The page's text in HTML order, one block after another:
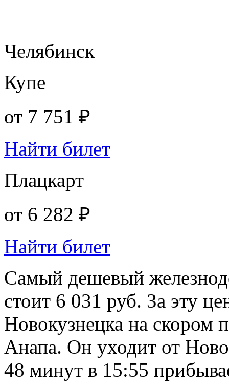
Челябинск
Купе
от 7 751 ₽
Найти билет
Плацкарт
от 6 282 ₽
Найти билет
Самый дешевый
стоит 6 031 руб. За эту
Новокузнецка на скором
Анапа. Он уходит от
48 минут в 15:55